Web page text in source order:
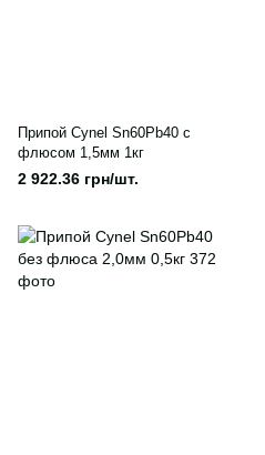
Припой Cynel Sn60Pb40 с
флюсом 1,5мм 1кг
2 922.36 грн/шт.